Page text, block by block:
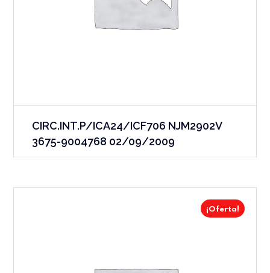
CIRC.INT.P/ICA24/ICF706 NJM2902V
3675-9004768 02/09/2009
¡Oferta!